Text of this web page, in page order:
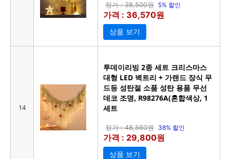
정가 : 38,500원 5% 할인
가격 : 36,570원
상품 보기
14
투데이리빙 2종 세트 크리스마스
대형 LED 벽트리 + 가랜드 장식 무
드등 성탄절 소품 성탄 용품 무선
데코 조명, R98276A(혼합색상, 1
세트
정가 : 48,560원 38% 할인
가격 : 29,800원
상품 보기